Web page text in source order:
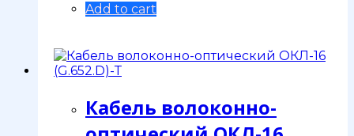
Add to cart
Кабель волоконно-